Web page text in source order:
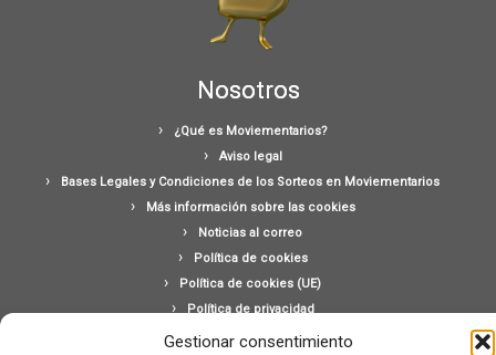
Gestionar consentimiento
Nosotros
¿Qué es Moviementarios?
Aviso legal
Bases Legales y Condiciones de los Sorteos en Moviementarios
Más información sobre las cookies
Noticias al correo
Política de cookies
Política de cookies (UE)
Política de privacidad
Ponte en contacto con nosotros